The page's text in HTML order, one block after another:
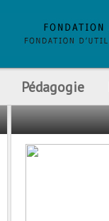
Pédagogie